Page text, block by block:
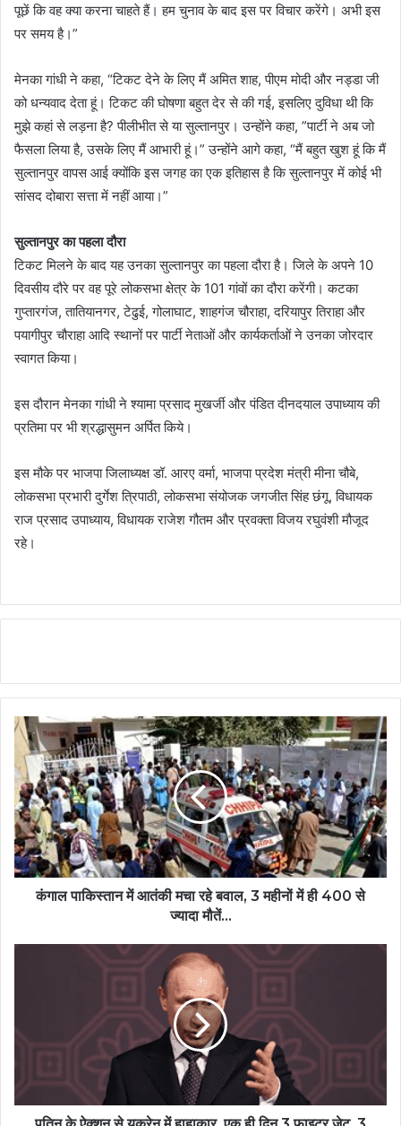
पूछें कि वह क्या करना चाहते हैं। हम चुनाव के बाद इस पर विचार करेंगे। अभी इस
पर समय है।”
मेनका गांधी ने कहा, “टिकट देने के लिए मैं अमित शाह, पीएम मोदी और नड्डा जी
को धन्यवाद देता हूं। टिकट की घोषणा बहुत देर से की गई, इसलिए दुविधा थी कि
मुझे कहां से लड़ना है? पीलीभीत से या सुल्तानपुर। उन्होंने कहा, ”पार्टी ने अब जो
फैसला लिया है, उसके लिए मैं आभारी हूं।” उन्होंने आगे कहा, “मैं बहुत खुश हूं कि मैं
सुल्तानपुर वापस आई क्योंकि इस जगह का एक इतिहास है कि सुल्तानपुर में कोई भी
सांसद दोबारा सत्ता में नहीं आया।”
सुल्तानपुर का पहला दौरा
टिकट मिलने के बाद यह उनका सुल्तानपुर का पहला दौरा है। जिले के अपने 10
दिवसीय दौरे पर वह पूरे लोकसभा क्षेत्र के 101 गांवों का दौरा करेंगी। कटका
गुप्तारगंज, तातियानगर, टेढुई, गोलाघाट, शाहगंज चौराहा, दरियापुर तिराहा और
पयागीपुर चौराहा आदि स्थानों पर पार्टी नेताओं और कार्यकर्ताओं ने उनका जोरदार
स्वागत किया।
इस दौरान मेनका गांधी ने श्यामा प्रसाद मुखर्जी और पंडित दीनदयाल उपाध्याय की
प्रतिमा पर भी श्रद्धासुमन अर्पित किये।
इस मौके पर भाजपा जिलाध्यक्ष डॉ. आरए वर्मा, भाजपा प्रदेश मंत्री मीना चौबे,
लोकसभा प्रभारी दुर्गेश त्रिपाठी, लोकसभा संयोजक जगजीत सिंह छंगू, विधायक
राज प्रसाद उपाध्याय, विधायक राजेश गौतम और प्रवक्ता विजय रघुवंशी मौजूद
रहे।
कंगाल पाकिस्तान में आतंकी मचा रहे बवाल, 3 महीनों में ही 400 से
ज्यादा मौतें...